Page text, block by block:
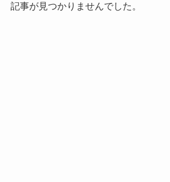
記事が見つかりませんでした。